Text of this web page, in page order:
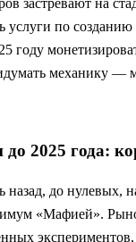
застревают на
услуги по
году
механику —
2025 года:
назад, до нулевых,
«Мафией».